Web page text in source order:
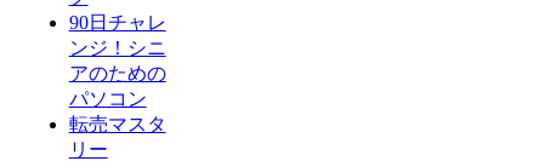
90日チャレ
ンジ！シニ
アのための
パソコン
転売マスタ
リー